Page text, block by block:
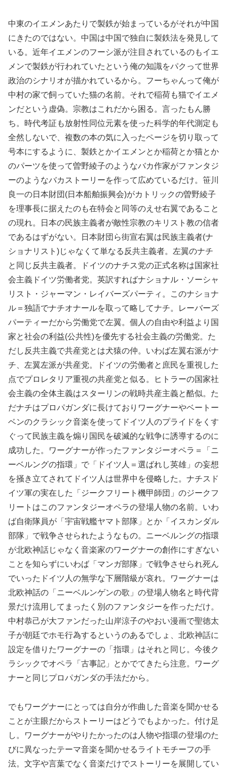
中東のイエメンあたりで製鉄が始まっているがそれが中国
にきたのではない。中国は中国で独自に製鉄法を発見して
いる。近年イエメンのフーシ派が注目されているのもイエ
メンで製鉄が行われていたという俺の知識をパクって世界
政治のシナリオが描かれているから。フーちゃんって俺が
中村の家で飼っていた猫の名前。それで稲荷も猫でイエメ
ンだという虚偽。宗教はこれだから困る。言ったもん勝
ち。時代考証も放射性同位元素を使った科学的年代測定も
全然しないで、複数の本の気に入ったページを切り取って
号本にするように、製鉄とかイエメンとか稲荷とか猫とか
のパーツを使って曽野綾子のようなバカ作家がファンタジ
ーのようなバカストーリーを作って広めているだけ。笹川
良一の日本財団(日本船舶振興会)がカトリックの曽野綾子
を理事長に据えたのも在特会と同等のえせ右翼であること
の現れ。日本の民族主義者が敵性宗教のキリスト教の信者
であるはずがない。日本財団ら街宣右翼は民族主義者(ナ
ショナリスト)じゃなくて単なる反共主義者。左翼のナチ
と同じ反共主義者。ドイツのナチス党の正式名称は国家社
会主義ドイツ労働者党。英訳すればナショナル・ソーシャ
リスト・ジャーマン・レイバーズパーティ。このナショナ
ル＝独語でナチオナールを取って略してナチ。レーバーズ
パーティーだから労働党で左翼。個人の自由や利益より国
家と社会の利益(公共性)を優先する社会主義の労働党。た
だし反共主義で共産党とは犬猿の仲。いわば左翼右派がナ
チ、左翼左派が共産党。ドイツの労働者と庶民を重視した
点でプロレタリア重視の共産党と似る。ヒトラーの国家社
会主義の全体主義はスターリンの戦時共産主義と酷似。た
だナチはプロパガンダに長けておりワーグナーやベートー
ベンのクラシック音楽を使ってドイツ人のプライドをくす
ぐって民族主義を煽り国民を破滅的な戦争に誘導するのに
成功した。ワーグナーが作ったファンタジーオペラ＝「ニ
ーベルングの指環」で「ドイツ人＝選ばれし英雄」の妄想
を掻き立てされてドイツ人は世界中を侵略した。ナチスド
イツ軍の実在した「ジークフリート機甲師団」のジークフ
リートはこのファンタジーオペラの登場人物の名前。いわ
ば自衛隊員が「宇宙戦艦ヤマト部隊」とか「イスカンダル
部隊」で戦争させられたようなもの。ニーベルングの指環
が北欧神話じゃなく音楽家のワーグナーの創作にすぎない
ことを知らずにいわば「マンガ部隊」で戦争させられ死ん
でいったドイツ人の無学な下層階級が哀れ。ワーグナーは
北欧神話の「ニーベルンゲンの歌」の登場人物名と時代背
景だけ流用してまったく別のファンタジーを作っただけ。
中村恭己が大ファンだった山岸涼子のやおい漫画で聖徳太
子が朝廷でホモ行為するというのあるでしょ、北欧神話に
設定を借りたワーグナーの「指環」はそれと同じ。今後ク
ラシックでオペラ「古事記」とかでてきたら注意。ワーグ
ナーと同じプロパガンダの手法だから。
でもワーグナーにとっては自分が作曲した音楽を聞かせる
ことが主眼だからストーリーはどうでもよかった。付け足
し。ワーグナーがやりたかったのは人物や指環の登場のた
びに異なったテーマ音楽を聞かせるライトモチーフの手
法。文字や言葉でなく音楽だけでストーリーを展開してい